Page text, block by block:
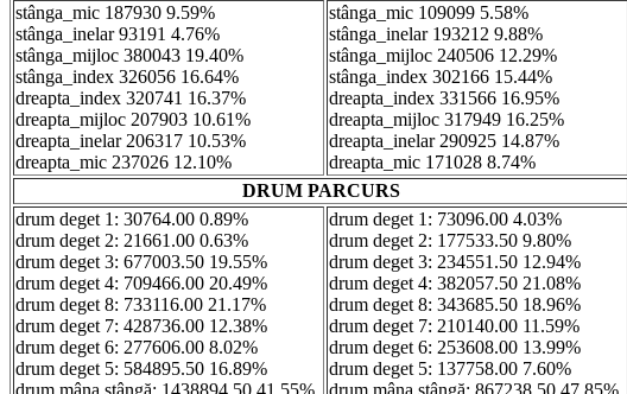
stânga_mic 187930 9.59%
stânga_inelar 93191 4.76%
stânga_mijloc 380043 19.40%
stânga_index 326056 16.64%
dreapta_index 320741 16.37%
dreapta_mijloc 207903 10.61%
dreapta_inelar 206317 10.53%
dreapta_mic 237026 12.10%
stânga_mic 109099 5.58%
stânga_inelar 193212 9.88%
stânga_mijloc 240506 12.29%
stânga_index 302166 15.44%
dreapta_index 331566 16.95%
dreapta_mijloc 317949 16.25%
dreapta_inelar 290925 14.87%
dreapta_mic 171028 8.74%
DRUM PARCURS
drum deget 1: 30764.00 0.89%
drum deget 2: 21661.00 0.63%
drum deget 3: 677003.50 19.55%
drum deget 4: 709466.00 20.49%
drum deget 8: 733116.00 21.17%
drum deget 7: 428736.00 12.38%
drum deget 6: 277606.00 8.02%
drum deget 5: 584895.50 16.89%
drum mâna stângă: 1438894.50 41.55%
drum deget 1: 73096.00 4.03%
drum deget 2: 177533.50 9.80%
drum deget 3: 234551.50 12.94%
drum deget 4: 382057.50 21.08%
drum deget 8: 343685.50 18.96%
drum deget 7: 210140.00 11.59%
drum deget 6: 253608.00 13.99%
drum deget 5: 137758.00 7.60%
drum mâna stângă: 867238.50 47.85%